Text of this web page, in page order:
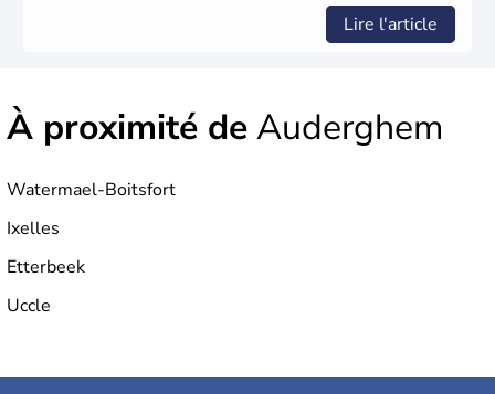
Lire l'article
À proximité deAuderghem
Watermael-Boitsfort
Ixelles
Etterbeek
Uccle